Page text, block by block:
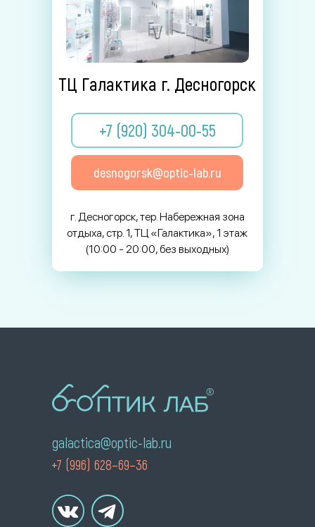
ТЦ Галактика г. Десногорск
+7 (920) 304-00-55
desnogorsk@optic-lab.ru
г. Десногорск, тер. Набережная зона
отдыха, стр. 1, ТЦ «Галактика», 1 этаж
(10:00 - 20:00, без выходных)
galactica@optic-lab.ru
+7 (996) 628–69–36